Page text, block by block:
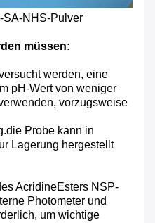
SA-NHS-Pulver
müssen:
werden, eine
pH-Wert von weniger
vorzugsweise
Probe kann in
Lagerung hergestellt
Acridine­Esters NSP­
Photometer und
um wichtige